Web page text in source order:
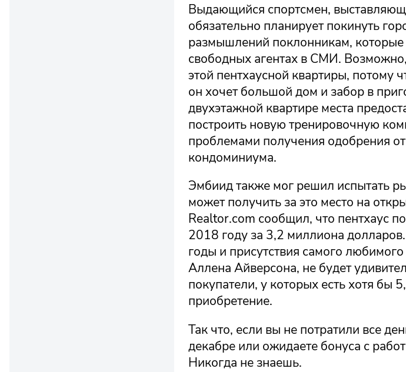
Выдающийся спортсмен,
обязательно планирует покинуть
размышлений поклонникам, которые
свободных агентах в СМИ.
этой пентхаусной квартиры, потому
он хочет большой дом и забор в
двухэтажной квартире места
построить новую тренировочную
проблемами получения одобрения
кондоминиума.
Эмбиид также мог решил испытать
может получить за это место на
Realtor.com сообщил, что пентхаус
2018 году за 3,2 миллиона
годы и присутствия самого
Аллена Айверсона, не будет
покупатели, у которых есть хотя бы
приобретение.
Так что, если вы не потратили все
декабре или ожидаете бонуса с
Никогда не знаешь.